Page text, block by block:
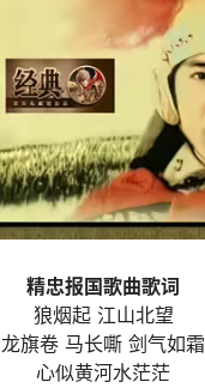
精忠报国歌曲歌词
狼烟起 江山北望
龙旗卷 马长嘶 剑气如霜
心似黄河水茫茫